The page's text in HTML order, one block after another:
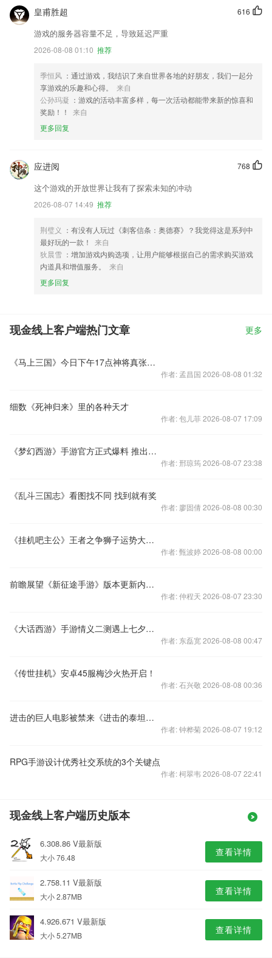
616
皇甫胜超
游戏的服务器容量不足，导致延迟严重
2026-08-08 01:10 推荐
季恒风 ：通过游戏，我结识了来自世界各地的好朋友，我们一起分
享游戏的乐趣和心得。
来自
公孙玛凝 ：游戏的活动丰富多样，每一次活动都能带来新的惊喜和
奖励！！
来自
更多回复
768
应进阅
这个游戏的开放世界让我有了探索未知的冲动
2026-08-07 14:49 推荐
荆璧义 ：有没有人玩过《刺客信条：奥德赛》？我觉得这是系列中
最好玩的一款！
来自
狄晨雪 ：增加游戏内购选项，让用户能够根据自己的需求购买游戏
内道具和增值服务。
来自
更多回复
现金线上客户端热门文章 更多
《马上三国》今日下午17点神将真张辽，限时抢购！
作者: 孟昌国 2026-08-08 01:32
细数《死神归来》里的各种天才
作者: 包儿菲 2026-08-07 17:09
《梦幻西游》手游官方正式爆料 推出新神兽超级泡泡
作者: 邢琼筠 2026-08-07 23:38
《乱斗三国志》看图找不同 找到就有奖
作者: 廖固倩 2026-08-08 00:30
《挂机吧主公》王者之争狮子运势大盘点
作者: 甄波婷 2026-08-08 00:00
前瞻展望《新征途手游》版本更新内容大盘点
作者: 仲程天 2026-08-07 23:30
《大话西游》手游情义二测遇上七夕，约会场景你来说。
作者: 东磊宽 2026-08-08 00:47
《传世挂机》安卓45服梅沙火热开启！
作者: 石兴敬 2026-08-08 00:36
进击的巨人电影被禁来《进击的泰坦》过把瘾
作者: 钟桦菊 2026-08-07 19:12
RPG手游设计优秀社交系统的3个关键点
作者: 柯翠韦 2026-08-07 22:41
现金线上客户端历史版本
6.308.86 V最新版
大小 76.48 查看详情
2.758.11 V最新版
大小 2.87MB 查看详情
4.926.671 V最新版
大小 5.27MB 查看详情